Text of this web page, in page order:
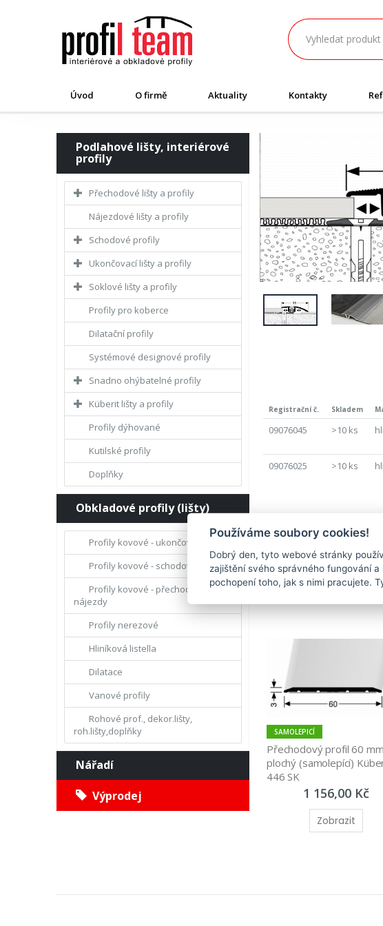
Úvod O firmě Aktuality Kontakty
Podlahové lišty, interiérové
profily
Přechodové lišty a profily
Nájezdové lišty a profily
Schodové profily
Ukončovací lišty a profily
Soklové lišty a profily
Profily pro koberce
Dilatační profily
Systémové designové profily
Snadno ohýbatelné profily
Küberit lišty a profily
Profily dýhované
Kutilské profily
Doplňky
Obkladové profily (lišty)
Profily kovové - ukončovací
Profily kovové - schodové hrany
Profily kovové - přechody a
nájezdy
Profily nerezové
Hliníková listella
Dilatace
Vanové profily
Rohové prof., dekor.lišty,
roh.lišty,doplňky
Nářadí
Výprodej
Registrační č. Skladem
09076045 >10 ks
09076025 >10 ks
SAMOLEPICÍ
Přechodový profil 60
plochý (samolepící)
446 SK
1 156,00 Kč
Zobrazit
Používáme soubory cookies!
Dobrý den, tyto webové stránky
zajištění svého správného fungování
pochopení toho, jak s nimi pracujete.